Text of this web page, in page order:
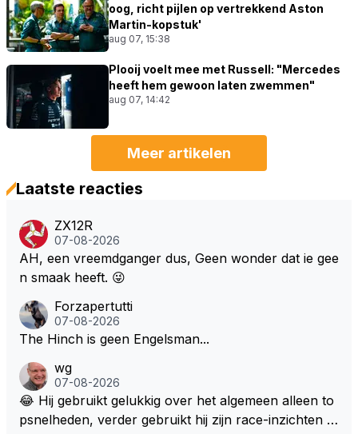
oog, richt pijlen op vertrekkend Aston
Martin-kopstuk'
aug 07, 15:38
Plooij voelt mee met Russell: "Mercedes
heeft hem gewoon laten zwemmen"
aug 07, 14:42
Meer artikelen
Laatste reacties
ZX12R
07-08-2026
AH, een vreemdganger dus, Geen wonder dat ie gee
n smaak heeft. 😜
Forzapertutti
07-08-2026
The Hinch is geen Engelsman...
wg
07-08-2026
😂 Hij gebruikt gelukkig over het algemeen alleen to
psnelheden, verder gebruikt hij zijn race-inzichten q